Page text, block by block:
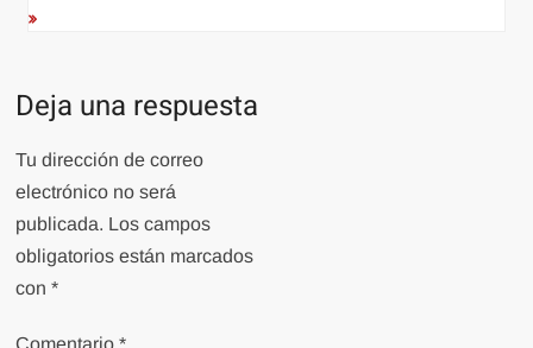
Deja una respuesta
Tu dirección de correo
electrónico no será
publicada. Los campos
obligatorios están marcados
con*